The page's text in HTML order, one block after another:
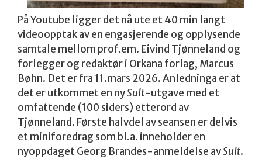
På Youtube ligger det nå ute et 40 min langt
videoopptak av en engasjerende og opplysende
samtale mellom prof.em. Eivind Tjønneland og
forlegger og redaktør i Orkana forlag, Marcus
Bøhn. Det er fra 11.mars 2026. Anledninga er at
det er utkommet en nySult-utgave med et
omfattende (100 siders) etterord av
Tjønneland. Første halvdel av seansen er delvis
et miniforedrag som bl.a. inneholder en
nyoppdaget Georg Brandes-anmeldelse avSult.